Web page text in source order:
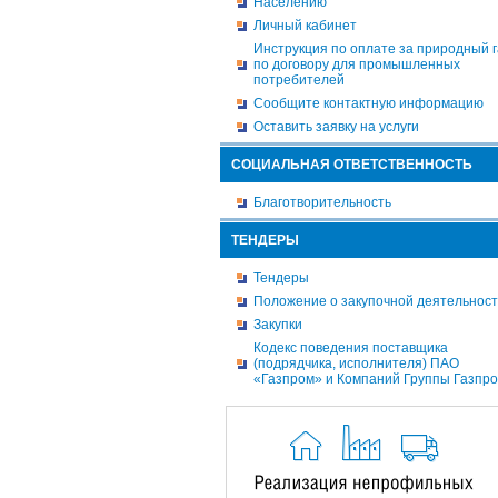
Личный кабинет
Инструкция по оплате за природный
по договору для промышленных
потребителей
Сообщите контактную информацию
Оставить заявку на услуги
СОЦИАЛЬНАЯ ОТВЕТСТВЕННОСТЬ
Благотворительность
ТЕНДЕРЫ
Тендеры
Положение о закупочной
Закупки
Кодекс поведения поставщика
(подрядчика, исполнителя) ПАО
«Газпром» и Компаний Группы